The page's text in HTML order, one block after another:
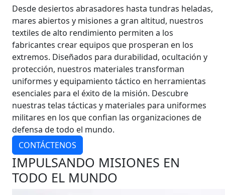
Desde desiertos abrasadores hasta tundras heladas,
mares abiertos y misiones a gran altitud, nuestros
textiles de alto rendimiento permiten a los
fabricantes crear equipos que prosperan en los
extremos. Diseñados para durabilidad, ocultación y
protección, nuestros materiales transforman
uniformes y equipamiento táctico en herramientas
esenciales para el éxito de la misión. Descubre
nuestras telas tácticas y materiales para uniformes
militares en los que confian las organizaciones de
defensa de todo el mundo.
CONTÁCTENOS
IMPULSANDO MISIONES EN
TODO EL MUNDO